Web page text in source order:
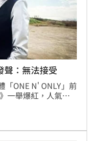
聲：無法接受
「ONE N' ONLY」前
一舉爆紅，人氣迅
，他本人也遭到退
政昨（7日）首度透